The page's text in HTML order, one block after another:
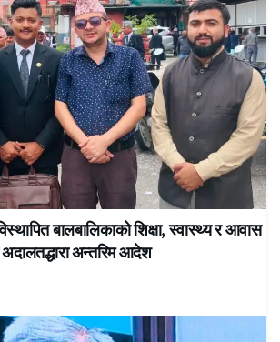
बालबालिकाको शिक्षा, स्वास्थ्य र आवास
अदालतद्धारा अन्तरिम आदेश